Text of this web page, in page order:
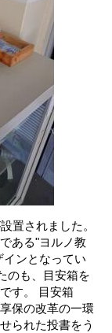
置されました。
ある"ヨルノ教
ンとなってい
のも、目安箱を
す。 目安箱
保の改革の一環
られた投書をう